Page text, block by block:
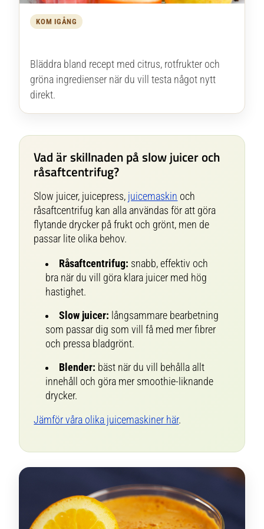
KOM IGÅNG
Bläddra bland recept med citrus, rotfrukter och
gröna ingredienser när du vill testa något nytt
direkt.
Vad är skillnaden på slow juicer och
råsaftcentrifug?
Slow juicer, juicepress, juicemaskin och
råsaftcentrifug kan alla användas för att göra
flytande drycker på frukt och grönt, men de
passar lite olika behov.
Råsaftcentrifug: snabb, effektiv och
bra när du vill göra klara juicer med hög
hastighet.
Slow juicer: långsammare bearbetning
som passar dig som vill få med mer fibrer
och pressa bladgrönt.
Blender: bäst när du vill behålla allt
innehåll och göra mer smoothie-liknande
drycker.
Jämför våra olika juicemaskiner här.